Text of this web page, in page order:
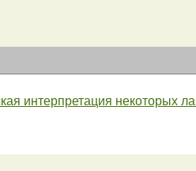
интерпретация некоторых